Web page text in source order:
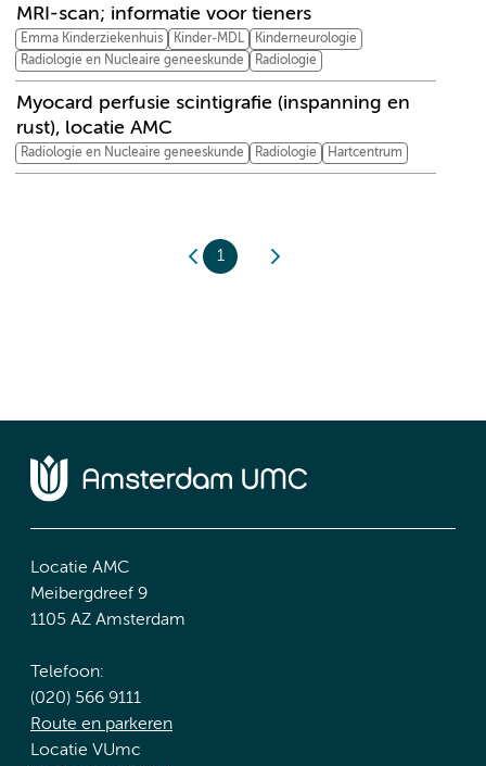
MRI-scan; informatie voor tieners
Emma Kinderziekenhuis Kinder-MDL
Kinderneurologie
Radiologie en Nucleaire geneeskunde
Radiologie
Myocard perfusie scintigrafie (inspanning en
rust), locatie AMC
Radiologie en Nucleaire geneeskunde Radiologie Hartcentrum
1
Locatie AMC
Meibergdreef 9
1105 AZ Amsterdam
Telefoon:
(020) 566 9111
Route en parkeren
Locatie VUmc